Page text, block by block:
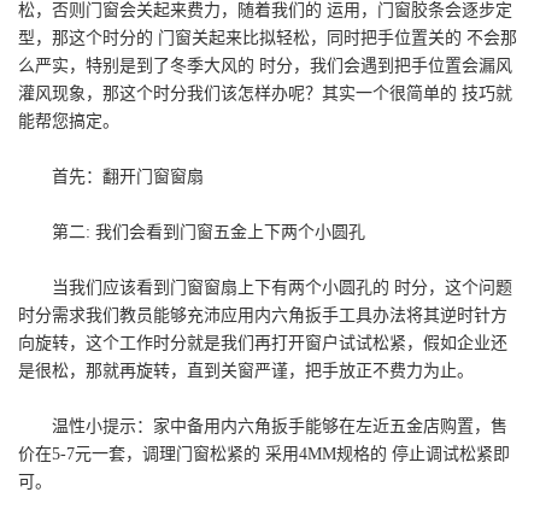
松，否则门窗会关起来费力，随着我们的 运用，门窗胶条会逐步定
型，那这个时分的 门窗关起来比拟轻松，同时把手位置关的 不会那
么严实，特别是到了冬季大风的 时分，我们会遇到把手位置会漏风
灌风现象，那这个时分我们该怎样办呢？其实一个很简单的 技巧就
能帮您搞定。
首先：翻开门窗窗扇
第二: 我们会看到门窗五金上下两个小圆孔
当我们应该看到门窗窗扇上下有两个小圆孔的 时分，这个问题
时分需求我们教员能够充沛应用内六角扳手工具办法将其逆时针方
向旋转，这个工作时分就是我们再打开窗户试试松紧，假如企业还
是很松，那就再旋转，直到关窗严谨，把手放正不费力为止。
温性小提示：家中备用内六角扳手能够在左近五金店购置，售
价在5-7元一套，调理门窗松紧的 采用4MM规格的 停止调试松紧即
可。